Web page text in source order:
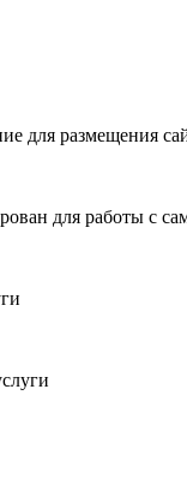
для размещения
для работы с